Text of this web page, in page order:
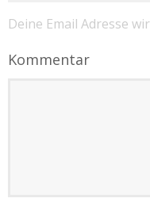
Deine Email Adresse
Kommentar